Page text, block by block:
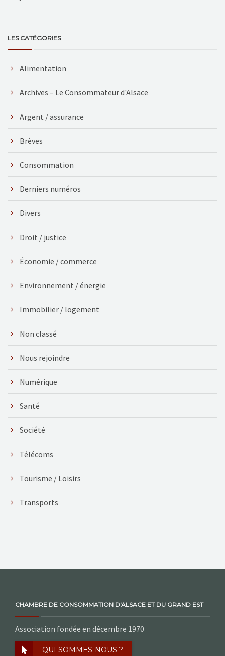
LES CATÉGORIES
Alimentation
Archives – Le Consommateur d'Alsace
Argent / assurance
Brèves
Consommation
Derniers numéros
Divers
Droit / justice
Économie / commerce
Environnement / énergie
Immobilier / logement
Non classé
Nous rejoindre
Numérique
Santé
Société
Télécoms
Tourisme / Loisirs
Transports
CHAMBRE DE CONSOMMATION D'ALSACE ET DU GRAND EST
Association fondée en décembre 1970
QUI SOMMES-NOUS ?